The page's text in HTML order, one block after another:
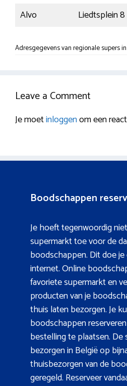
Alvo Liedtsplein 8
Adresgegevens van regionale supers in
Leave a Comment
Je moetinloggenom een
Boodschappen
Je hoeft tegenwoordig
supermarkt toe voor de
boodschappen. Dit doe
internet. Online
favoriete supermarkt en
producten van je
thuis laten bezorgen. Je
boodschappen
bestelling te plaatsen.
bezorgen in België op
thuisbezorgen van de
geregeld. Reserveer